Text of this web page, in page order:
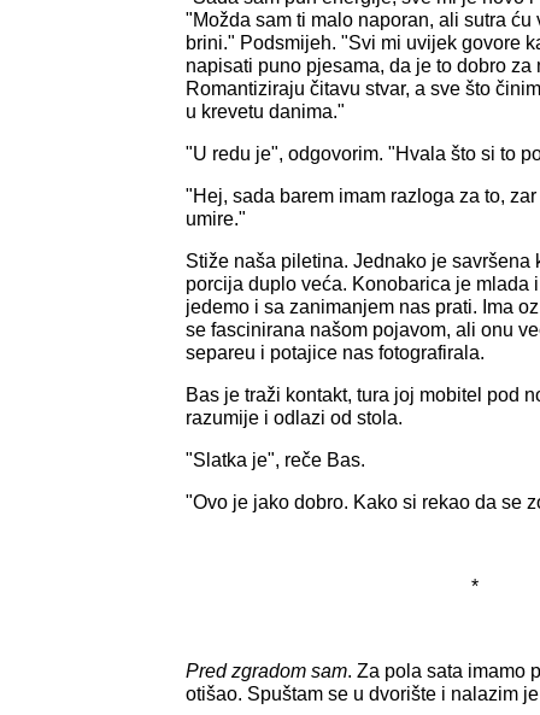
"Možda sam ti malo naporan, ali sutra
brini." Podsmijeh. "Svi mi uvijek govore
napisati puno pjesama, da je to dobro za
Romantiziraju čitavu stvar, a sve što
u krevetu danima."
"U redu je", odgovorim. "Hvala što si to
"Hej, sada barem imam razloga za to,
umire."
Stiže naša piletina. Jednako je savršena
porcija duplo veća. Konobarica je mlada
jedemo i sa zanimanjem nas prati. Ima
se fascinirana našom pojavom, ali onu
separeu i potajice nas fotografirala.
Bas je traži kontakt, tura joj mobitel pod
razumije i odlazi od stola.
"Slatka je", reče Bas.
"Ovo je jako dobro. Kako si rekao da se
*
Pred zgradom sam. Za pola sata imamo
otišao. Spuštam se u dvorište i nalazim